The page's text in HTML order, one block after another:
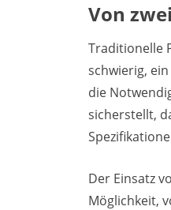
Von
Traditionelle
schwierig,
die
sicherstellt,
Der Einsatz
Möglichkeit,